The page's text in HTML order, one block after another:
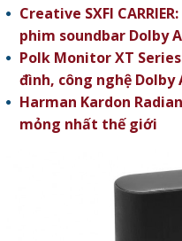
Creative SXFI
phim soundbar Dolby
Polk Monitor XT
đình, công nghệ Dolby
Harman Kardon
mỏng nhất thế giới